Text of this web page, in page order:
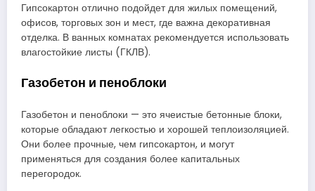
Гипсокартон отлично подойдет для жилых помещений,
офисов, торговых зон и мест, где важна декоративная
отделка. В ванных комнатах рекомендуется использовать
влагостойкие листы (ГКЛВ).
Газобетон и пеноблоки
Газобетон и пеноблоки — это ячеистые бетонные блоки,
которые обладают легкостью и хорошей теплоизоляцией.
Они более прочные, чем гипсокартон, и могут
применяться для создания более капитальных
перегородок.